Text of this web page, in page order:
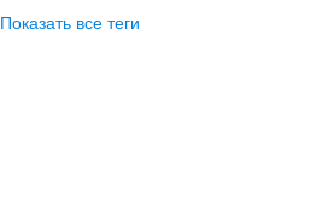
Показать все теги